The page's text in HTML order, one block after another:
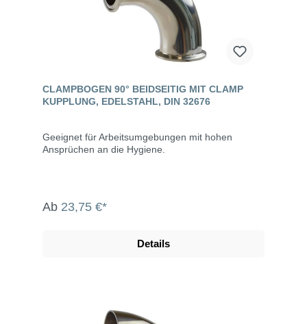
CLAMPBOGEN 90° BEIDSEITIG MIT CLAMP
KUPPLUNG, EDELSTAHL, DIN 32676
Geeignet für Arbeitsumgebungen mit hohen
Ansprüchen an die Hygiene.
Ab 23,75 €*
Details